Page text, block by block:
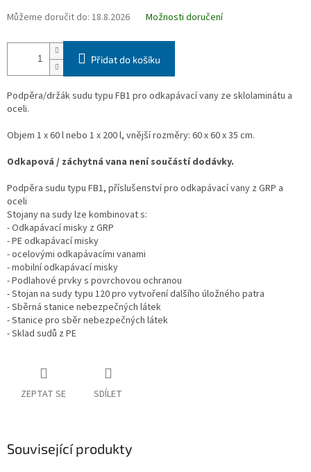
Můžeme doručit do: 18.8.2026 Možnosti doručení
Přidat do košíku
Podpěra/držák sudu typu FB1 pro odkapávací vany ze sklolaminátu a
oceli.
Objem 1 x 60 l nebo 1 x 200 l, vnější rozměry: 60 x 60 x 35 cm.
Odkapová / záchytná vana není součástí dodávky.
Podpěra sudu typu FB1, příslušenství pro odkapávací vany z GRP a
oceli
Stojany na sudy lze kombinovat s:
- Odkapávací misky z GRP
- PE odkapávací misky
- ocelovými odkapávacími vanami
- mobilní odkapávací misky
- Podlahové prvky s povrchovou ochranou
- Stojan na sudy typu 120 pro vytvoření dalšího úložného patra
- Sběrná stanice nebezpečných látek
- Stanice pro sběr nebezpečných látek
- Sklad sudů z PE
ZEPTAT SE SDÍLET
Související produkty